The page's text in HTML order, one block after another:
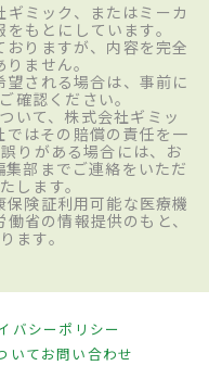
ミック、またはミーカ
もとにしています。
りますが、内容を完全
ません。
される場合は、事前に
確認ください。
いて、株式会社ギミッ
はその賠償の責任を一
りがある場合には、お
部までご連絡をいただ
します。
険証利用可能な医療機
省の情報提供のもと、
ます。
バシーポリシー
いてお問い合わせ